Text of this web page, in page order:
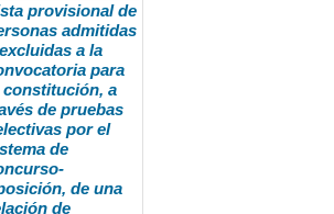
provisional de
admitidas
a la
para
constitución, a
de pruebas
por el
de
de una
de